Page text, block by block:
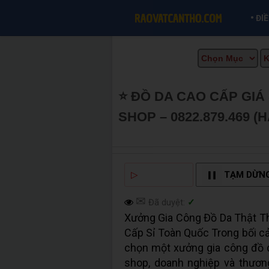
•
⭐ ĐỒ DA CAO CẤP
SHOP – 0822.879.469
▷ TẠM
✉ Đã duyệt: ✓
Xưởng Gia Công Đồ Da Thật
Cấp Sỉ Toàn Quốc Trong bối
chọn một xưởng gia công đồ
shop, doanh nghiệp và